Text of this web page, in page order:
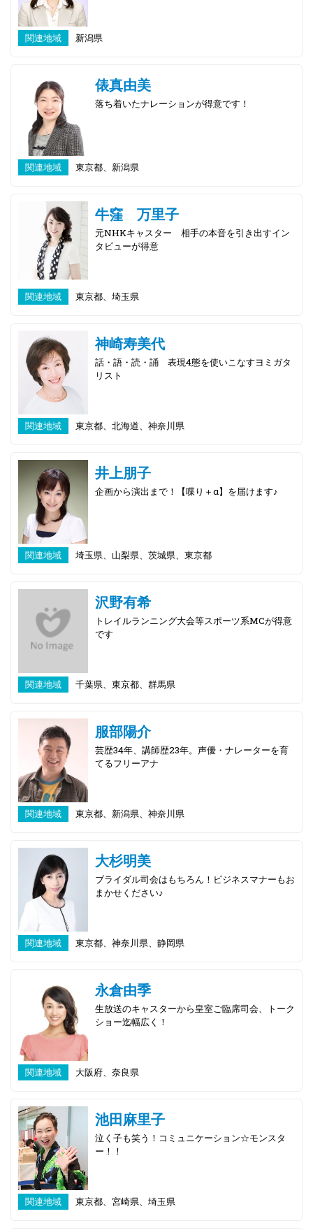
関連地域 新潟県
俵真由美
落ち着いたナレーションが得意です！
関連地域 東京都、新潟県
牛窪 万里子
元NHKキャスター 相手の本音を引き出すイン
タビューが得意
関連地域 東京都、埼玉県
神崎寿美代
話・語・読・誦 表現4態を使いこなすヨミガタ
リスト
関連地域 東京都、北海道、神奈川県
井上朋子
企画から演出まで！【喋り＋α】を届けます♪
関連地域 埼玉県、山梨県、茨城県、東京都
沢野有希
トレイルランニング大会等スポーツ系MCが得意
です
関連地域 千葉県、東京都、群馬県
服部陽介
芸歴34年、講師歴23年。声優・ナレーターを育
てるフリーアナ
関連地域 東京都、新潟県、神奈川県
大杉明美
ブライダル司会はもちろん！ビジネスマナーもお
まかせください♪
関連地域 東京都、神奈川県、静岡県
永倉由季
生放送のキャスターから皇室ご臨席司会、トーク
ショー迄幅広く！
関連地域 大阪府、奈良県
池田麻里子
泣く子も笑う！コミュニケーション☆モンスタ
ー！！
関連地域 東京都、宮崎県、埼玉県